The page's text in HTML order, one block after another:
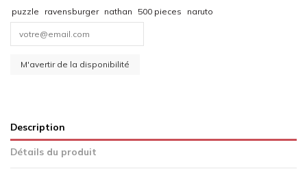
puzzle ravensburger nathan 500 pieces naruto
Description
Détails du produit